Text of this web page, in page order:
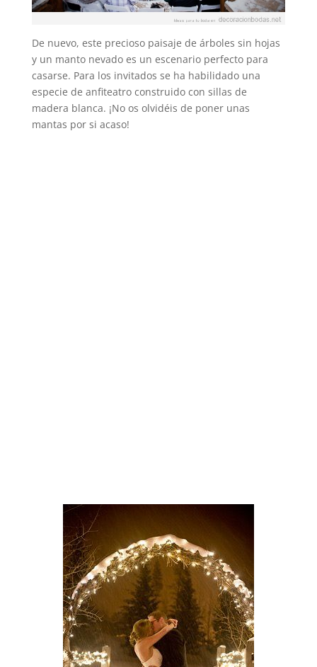
De nuevo, este precioso paisaje de árboles sin hojas
y un manto nevado es un escenario perfecto para
casarse. Para los invitados se ha habilidado una
especie de anfiteatro construido con sillas de
madera blanca. ¡No os olvidéis de poner unas
mantas por si acaso!